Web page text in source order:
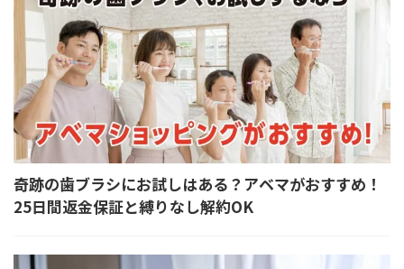
奇跡の歯ブラシにお試しはある？アベマがおすすめ！
25日間返金保証と縛りなし解約OK